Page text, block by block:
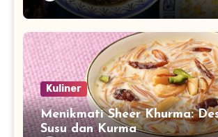
Kuliner
Menikmati Sheer Khurma:
Susu dan Kurma